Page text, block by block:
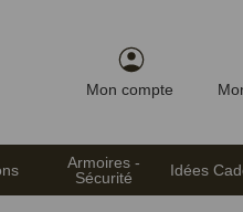
Mon compte
Armoires -
Sécurité
Idées